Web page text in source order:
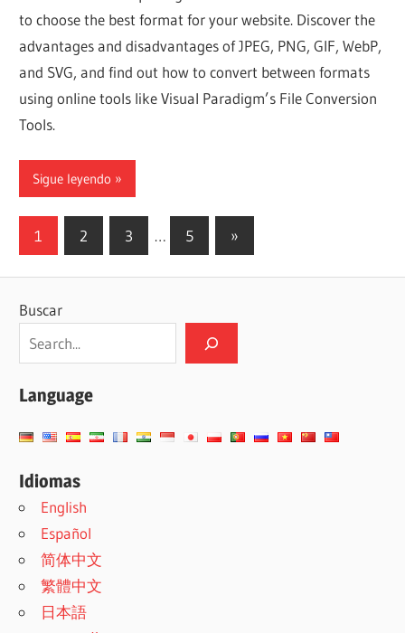
to choose the best format for your website. Discover the
advantages and disadvantages of JPEG, PNG, GIF, WebP,
and SVG, and find out how to convert between formats
using online tools like Visual Paradigm’s File Conversion
Tools.
Sigue leyendo
Paginación
entradas
1 2 3 … 5
Siguientes
entradas
»
Buscar
Language
Idiomas
English
Español
简体中文
繁體中文
日本語